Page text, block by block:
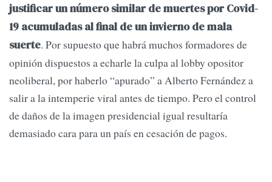
justificar un número similar de muertes por Covid-
19 acumuladas al final de un invierno de mala
suerte. Por supuesto que habrá muchos formadores de
opinión dispuestos a echarle la culpa al lobby opositor
neoliberal, por haberlo “apurado” a Alberto Fernández a
salir a la intemperie viral antes de tiempo. Pero el control
de daños de la imagen presidencial igual resultaría
demasiado cara para un país en cesación de pagos.